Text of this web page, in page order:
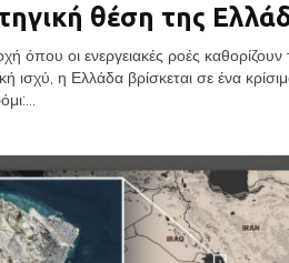
θέση της
όπου οι ενεργειακές ροές καθορίζουν
ισχύ, η Ελλάδα βρίσκεται σε ένα